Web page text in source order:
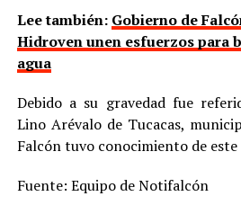
Lee también: Gobierno de
Hidroven unen esfuerzos para
agua
Debido a su gravedad fue
Lino Arévalo de Tucacas,
Falcón tuvo conocimiento de este
Fuente: Equipo de Notifalcón